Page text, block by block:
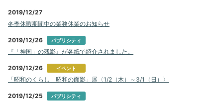
2019/12/27
冬季休暇期間中の業務休業のお知らせ
2019/12/26 パブリシティ
『「神国」の残影』が各紙で紹介されました。
2019/12/26 イベント
「昭和のくらし 昭和の面影」展〈1/2（木）～3/1（日）〉
2019/12/25 パブリシティ